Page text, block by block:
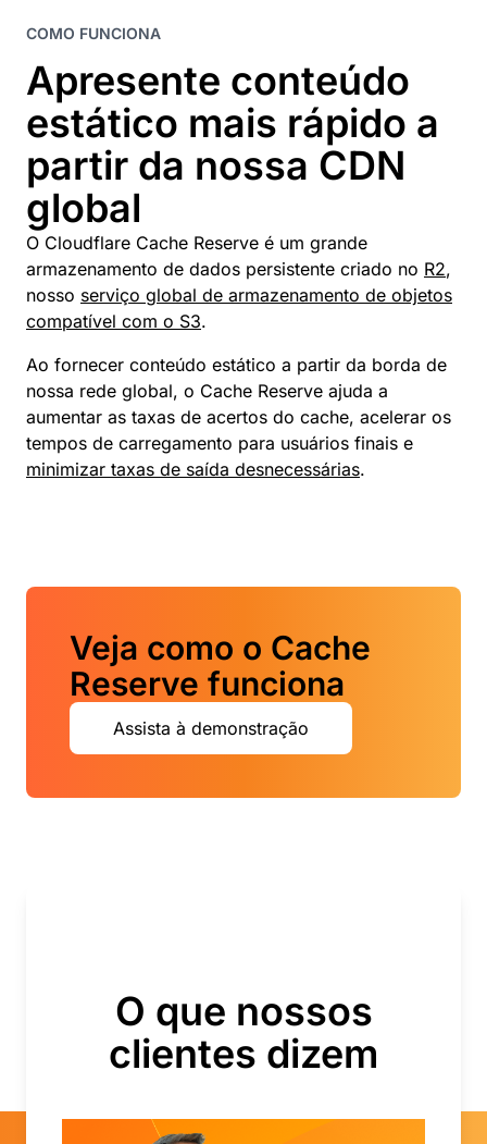
COMO FUNCIONA
Apresente conteúdo
estático mais rápido a
partir da nossa CDN
global
O Cloudflare Cache Reserve é um grande
armazenamento de dados persistente criado no R2,
nosso serviço global de armazenamento de objetos
compatível com o S3.
Ao fornecer conteúdo estático a partir da borda de
nossa rede global, o Cache Reserve ajuda a
aumentar as taxas de acertos do cache, acelerar os
tempos de carregamento para usuários finais e
minimizar taxas de saída desnecessárias.
Veja como o Cache
Reserve funciona
Assista à demonstração
O que nossos
clientes dizem